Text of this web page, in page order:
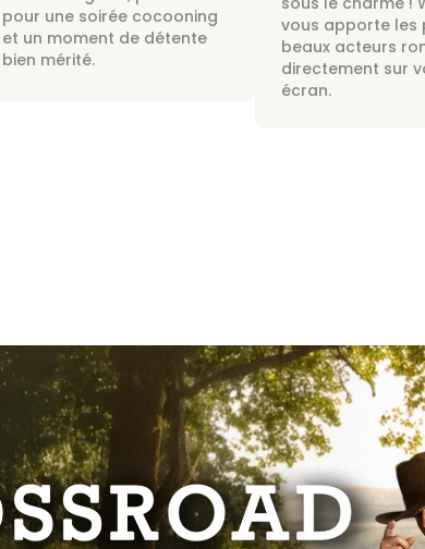
pour une soirée cocooning
et un moment de détente
bien mérité.
vous apporte les
beaux acteurs
directement sur
écran.